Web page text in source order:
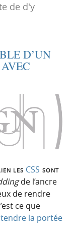
de d'y
D’UN
les CSS sont
de l’ancre
de rendre
ce que
la portée